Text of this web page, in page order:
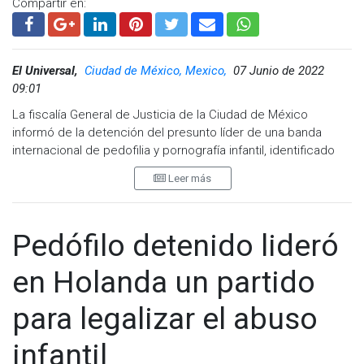
Compartir en:
El Universal, Ciudad de México, Mexico, 07 Junio de 2022
09:01
La fiscalía General de Justicia de la Ciudad de México
informó de la detención del presunto líder de una banda
internacional de pedofilia y pornografía infantil, identificado
encontraba en la Ciudad de México, se llevaron a cabo
diversos seguimientos de cámaras del C5 para conocer el
domicilio donde se localizaba, así como sus rutinas y el
contacto que buscaba tener con otros posibles pedófilos,
por lo que con apoyo de dicha organización, se realizó una
operación encubierta que permitió su detención en
flagrancia en inmediaciones del Centro de Transferencia
Modal de Chapultepec.
Leer más
Pedófilo detenido lideró
en Holanda un partido
para legalizar el abuso
infantil